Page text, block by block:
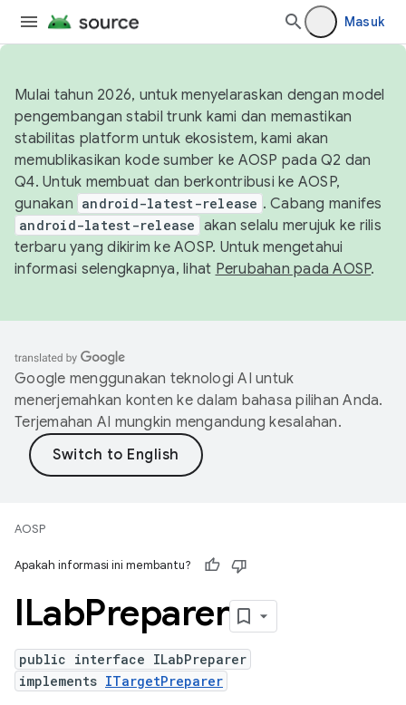
Masuk
Mulai tahun 2026, untuk menyelaraskan dengan model
pengembangan stabil trunk kami dan memastikan
stabilitas platform untuk ekosistem, kami akan
memublikasikan kode sumber ke AOSP pada Q2 dan
Q4. Untuk membuat dan berkontribusi ke AOSP,
gunakan android-latest-release . Cabang manifes
android-latest-release akan selalu merujuk ke rilis
terbaru yang dikirim ke AOSP. Untuk mengetahui
informasi selengkapnya, lihat Perubahan pada AOSP.
Google menggunakan teknologi AI untuk
menerjemahkan konten ke dalam bahasa pilihan Anda.
Terjemahan AI mungkin mengandung kesalahan.
AOSP
Apakah informasi ini membantu?
ILabPreparer
public interface ILabPreparer
implements ITargetPreparer